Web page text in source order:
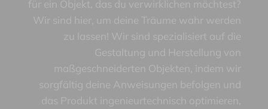
für ein Objekt, das du verwirklichen möchtest?
Wir sind hier, um deine Träume wahr werden
zu lassen! Wir sind spezialisiert auf die
Gestaltung und Herstellung von
maßgeschneiderten Objekten, indem wir
sorgfältig deine Anweisungen befolgen und
das Produkt ingenieurtechnisch optimieren,